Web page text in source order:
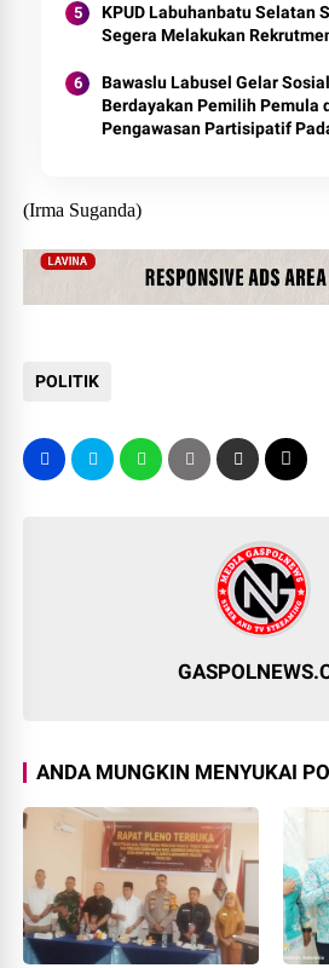
KPUD Labuhanbatu Selatan
Segera Melakukan
Bawaslu Labusel Gelar
Berdayakan Pemilih Pemula
Pengawasan Partisipatif
(Irma Suganda)
POLITIK
ANDA MUNGKIN MENYUKAI